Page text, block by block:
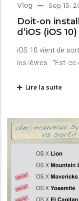
Vlog Sep 15,
Doit-on
d’iOS (iOS 10)
iOS 10 vient de
les lèvres : "Est-ce
Lire la suite